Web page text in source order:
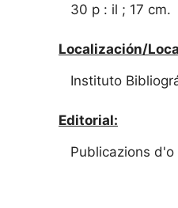
30 p : il ; 17 cm.
Localización/
Instituto
Editorial:
Publicazions